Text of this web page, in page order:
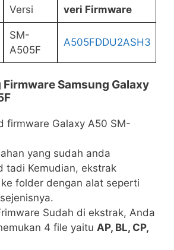
Versi veri Firmware
SM-
A505F
A505FDDU2ASH3
Firmware Samsung Galaxy
firmware Galaxy A50 SM-
yang sudah anda
tadi Kemudian, ekstrak
folder dengan alat seperti
Sudah di ekstrak, Anda
4 file yaitu AP, BL, CP,